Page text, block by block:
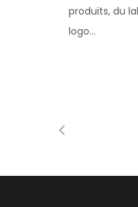
produits, du
logo…